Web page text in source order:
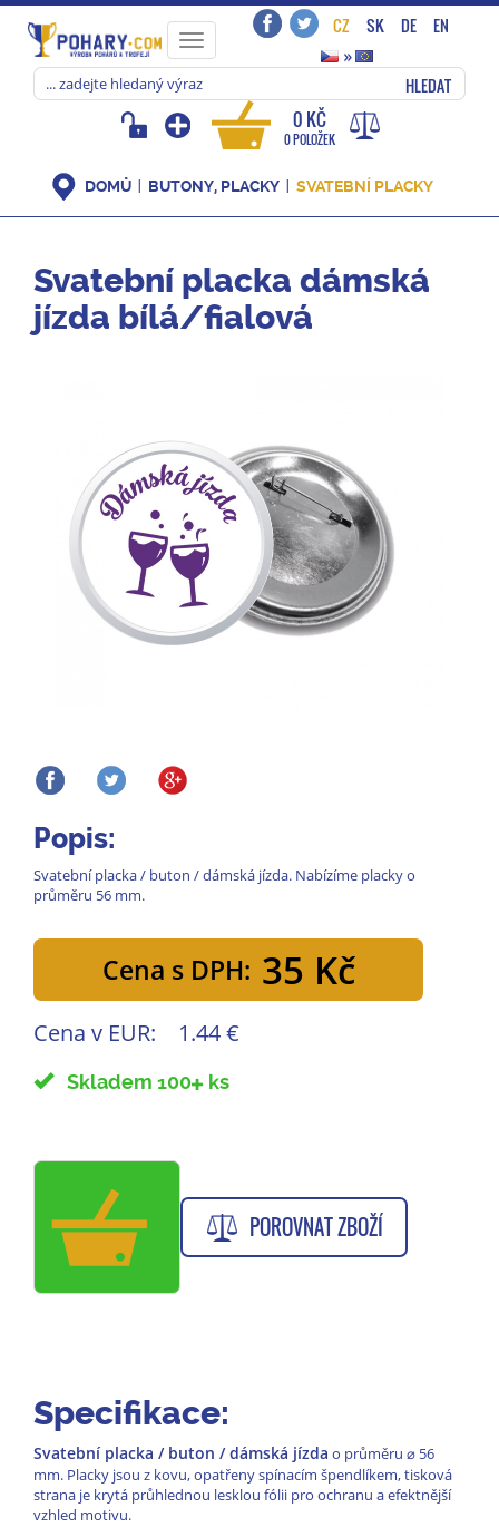
Toggle
navigation
CZ SK DE
EN
»
HLEDAT
0 KČ
0 POLOŽEK
DOMŮ BUTONY, PLACKY SVATEBNÍ PLACKY
Svatební placka dámská
jízda bílá/fialová
Popis:
Svatební placka / buton / dámská jízda. Nabízíme placky o
průměru 56 mm.
Cena s DPH: 35 Kč
Cena v EUR: 1.44 €
Skladem 100 ks
POROVNAT ZBOŽÍ
Specifikace:
Svatební placka / buton / dámská jízda o průměru ⌀ 56
mm. Placky jsou z kovu, opatřeny spínacím špendlíkem, tisková
strana je krytá průhlednou lesklou fólii pro ochranu a efektnější
vzhled motivu.